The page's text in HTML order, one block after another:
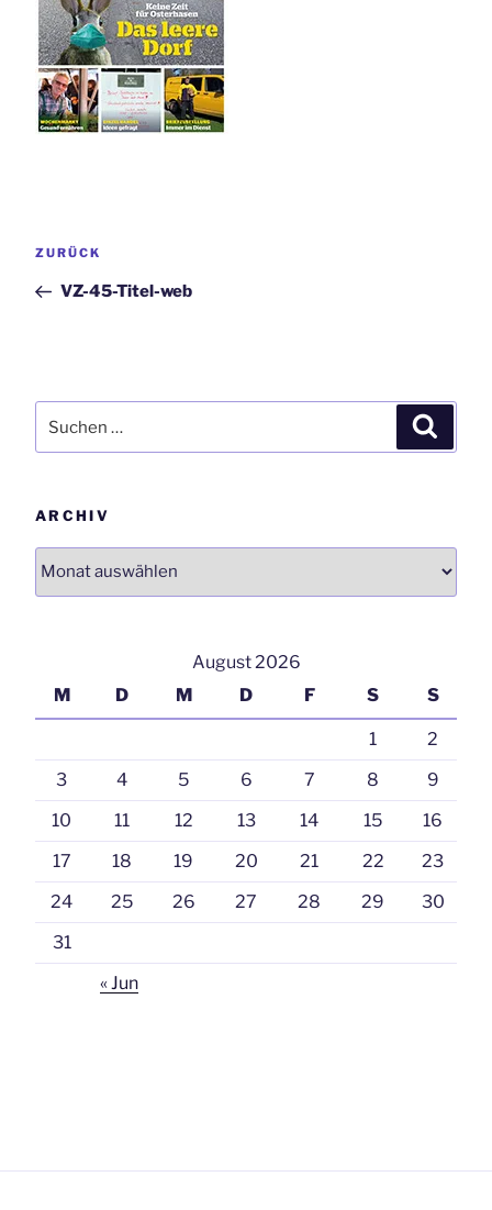
Vorheriger
ZURÜCK
VZ-45-Titel-web
nach:
ARCHIV
August 2026
M
D M D F S S
1
2
3
4 5 6 7 8
9
10
11 12 13 14 15
16
17
18 19 20 21 22
23
24
25 26 27 28 29
30
31
« Jun